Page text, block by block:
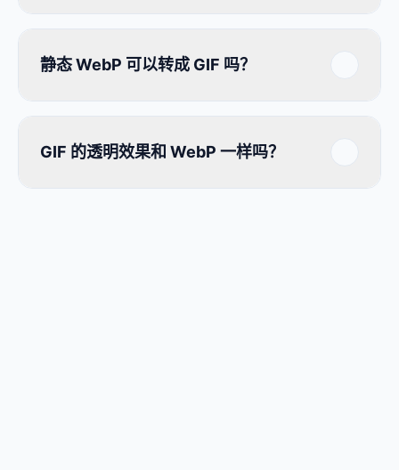
静态 WebP 可以转成 GIF 吗？
GIF 的透明效果和 WebP 一样吗？